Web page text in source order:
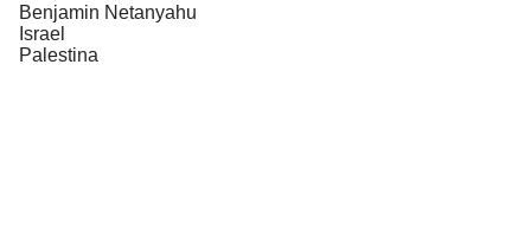
Benjamin Netanyahu
Israel
Palestina